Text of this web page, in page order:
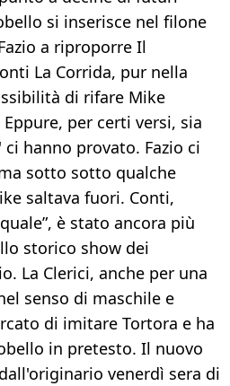
si inserisce nel filone
a riproporre Il
La Corrida, pur nella
di rifare Mike
per certi versi, sia
hanno provato. Fazio ci
sotto sotto qualche
saltava fuori. Conti,
è stato ancora più
storico show dei
La Clerici, anche per una
senso di maschile e
di imitare Tortora e ha
in pretesto. Il nuovo
venerdì sera di